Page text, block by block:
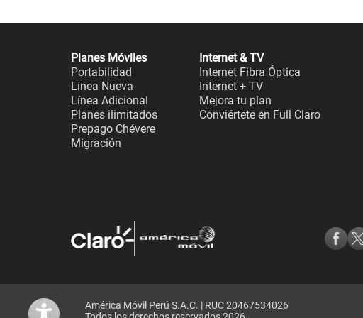
Planes Móviles
Portabilidad
Línea Nueva
Línea Adicional
Planes ilimitados
Prepago Chévere
Migración
Internet & TV
Internet Fibra Óptica
Internet + TV
Mejora tu plan
Conviértete en Full Claro
América Móvil Perú S.A.C. | RUC 20467534026